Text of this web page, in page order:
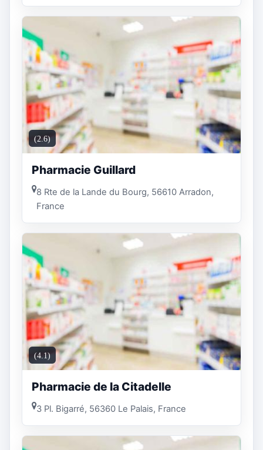
(2.6)
Pharmacie Guillard
8 Rte de la Lande du Bourg, 56610 Arradon,
France
(4.1)
Pharmacie de la Citadelle
3 Pl. Bigarré, 56360 Le Palais, France